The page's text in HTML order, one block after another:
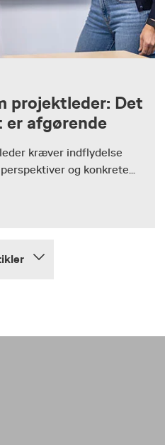
projektleder: Det
afgørende
kræver indflydelse
og konkrete...